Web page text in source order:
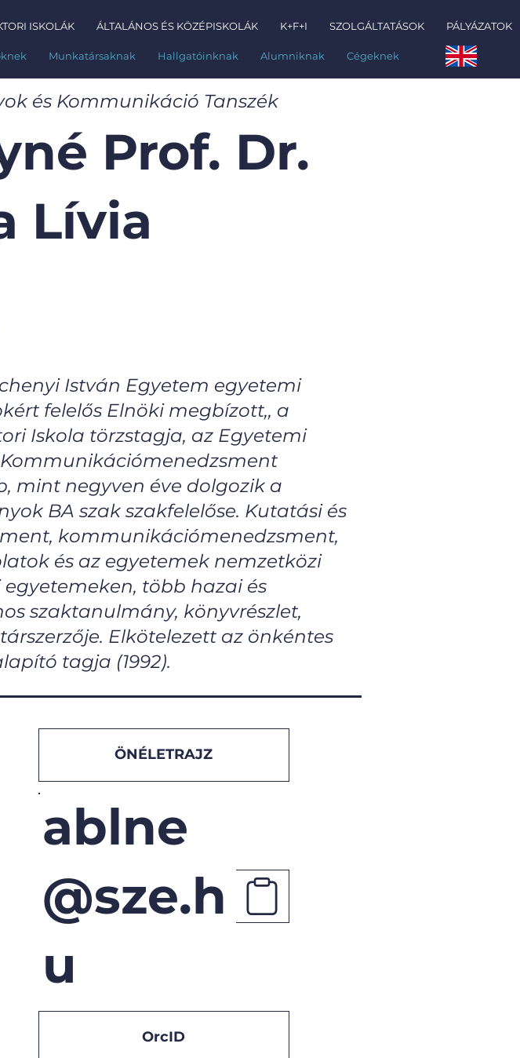
Munkatársaknak Hallgatóinknak Alumniknak Cégeknek
ISKOLÁK ÁLTALÁNOS ÉS KÖZÉPISKOLÁK K+F+I SZOLGÁLTATÁSOK PÁLYÁZATOK
és Kommunikáció Tanszék
Prof. Dr.
Lívia
István Egyetem egyetemi
felelős Elnöki megbízott,, a
Iskola törzstagja, az Egyetemi
Kommunikációmenedzsment
mint negyven éve dolgozik a
BA szak szakfelelőse. Kutatási és
kommunikációmenedzsment,
és az egyetemek nemzetközi
több hazai és
szaktanulmány, könyvrészlet,
Elkötelezett az önkéntes
tagja (1992).
ÖNÉLETRAJZ
ablne
@sze.h
u
OrcID